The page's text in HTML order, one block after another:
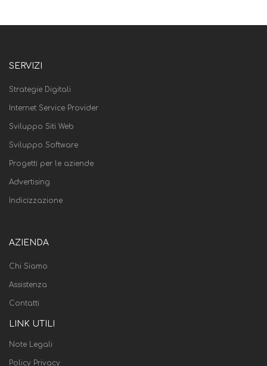
SERVIZI
Strategie Digitali
Internet Service Provider
Sviluppo Siti Web
Sviluppo Software
Progetti per le aziende
Advertising
Indicizzazione
AZIENDA
Chi Siamo
Assistenza
Contatti
LINK UTILI
Note Legali
Policy Privacy